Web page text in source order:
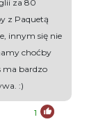
za 80
z Paquetą
innym się nie
choćby
ma bardzo
:)
1